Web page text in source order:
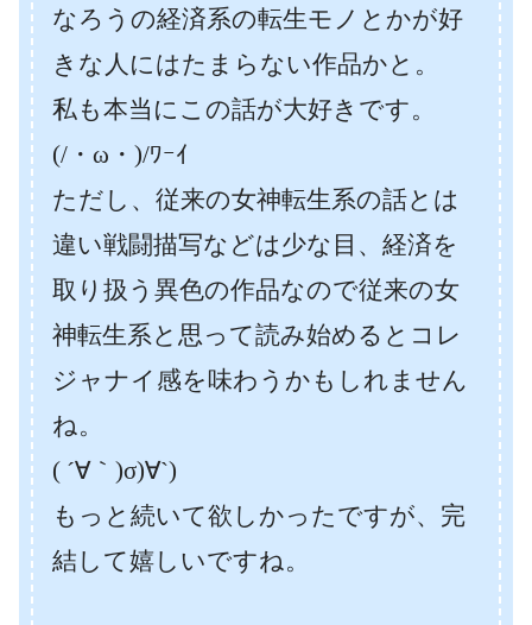
なろうの経済系の転生モノとかが好
きな人にはたまらない作品かと。
私も本当にこの話が大好きです。
(/・ω・)/ﾜｰｲ
ただし、従来の女神転生系の話とは
違い戦闘描写などは少な目、経済を
取り扱う異色の作品なので従来の女
神転生系と思って読み始めるとコレ
ジャナイ感を味わうかもしれません
ね。
( ´∀｀)σ)∀`)
もっと続いて欲しかったですが、完
結して嬉しいですね。